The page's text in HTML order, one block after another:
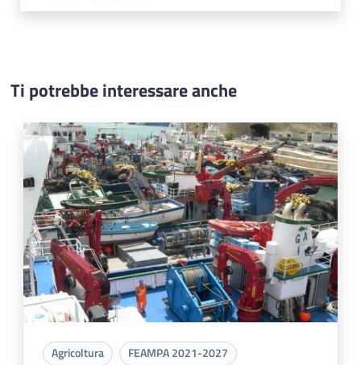
Ti potrebbe interessare anche
Agricoltura FEAMPA 2021-2027